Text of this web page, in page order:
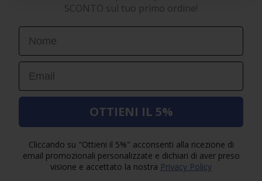
SCONTO sul tuo primo ordine!
First Name
Email
OTTIENI IL 5%
Cliccando su "Ottieni il 5%" acconsenti alla ricezione di
email promozionali personalizzate e dichiari di aver preso
visione e accettato la nostra Privacy Policy